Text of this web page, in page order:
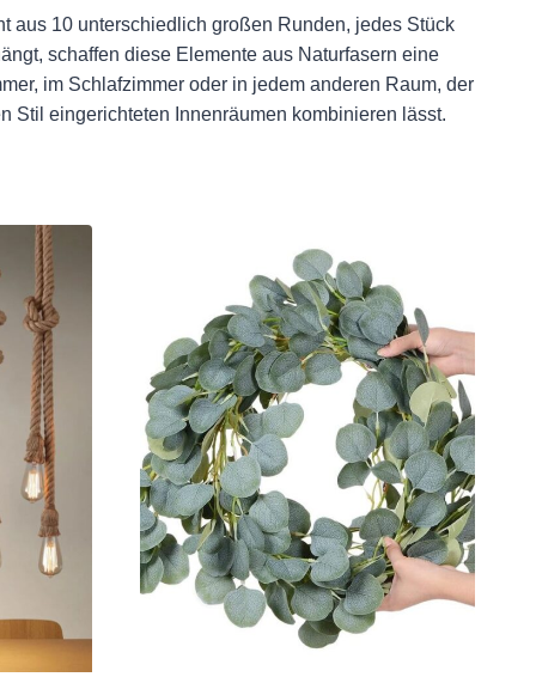
aus 10 unterschiedlich großen Runden, jedes Stück
schaffen diese Elemente aus Naturfasern eine
im Schlafzimmer oder in jedem anderen Raum, der
Stil eingerichteten Innenräumen kombinieren lässt.